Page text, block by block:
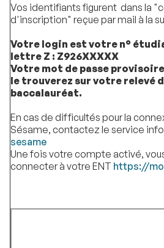
Vos identifiants figurent dans la
d'inscription" reçue par mail à la
Votre login est votre n°
lettre Z : Z926XXXXX
Votre mot de passe
le trouverez sur votre relevé
baccalauréat.
En cas de difficultés pour la
Sésame, contactez le service
sesame
Une fois votre compte activé,
connecter à votre ENT https://